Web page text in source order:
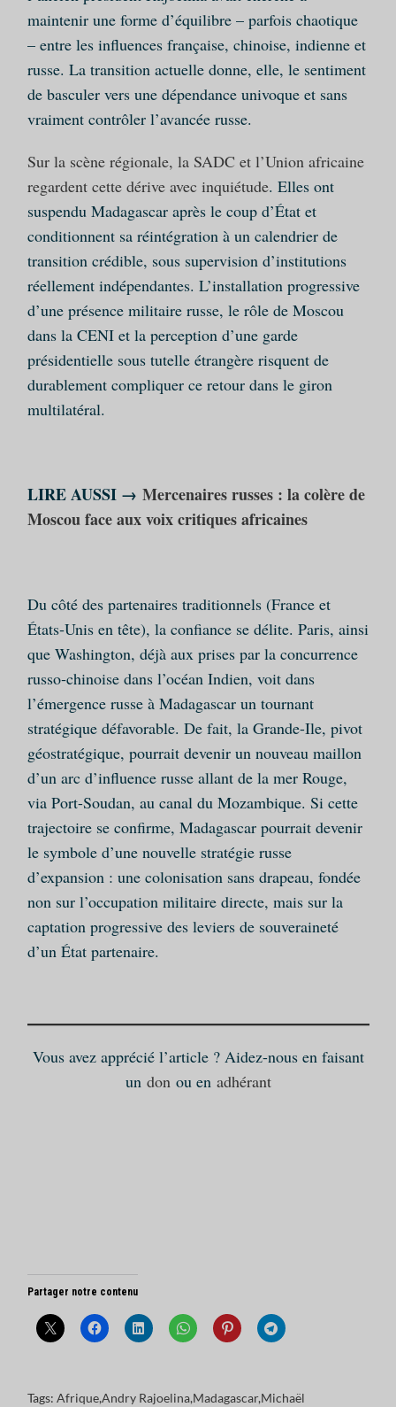
maintenir une forme d’équilibre – parfois chaotique
– entre les influences française, chinoise, indienne et
russe. La transition actuelle donne, elle, le sentiment
de basculer vers une dépendance univoque et sans
vraiment contrôler l’avancée russe.
Sur la scène régionale, la SADC et l’Union africaine
regardent cette dérive avec inquiétude. Elles ont
suspendu Madagascar après le coup d’État et
conditionnent sa réintégration à un calendrier de
transition crédible, sous supervision d’institutions
réellement indépendantes. L’installation progressive
d’une présence militaire russe, le rôle de Moscou
dans la CENI et la perception d’une garde
présidentielle sous tutelle étrangère risquent de
durablement compliquer ce retour dans le giron
multilatéral.
LIRE AUSSI → Mercenaires russes : la colère de
Moscou face aux voix critiques africaines
Du côté des partenaires traditionnels (France et
États‑Unis en tête), la confiance se délite. Paris, ainsi
que Washington, déjà aux prises par la concurrence
russo‑chinoise dans l’océan Indien, voit dans
l’émergence russe à Madagascar un tournant
stratégique défavorable. De fait, la Grande-Ile, pivot
géostratégique, pourrait devenir un nouveau maillon
d’un arc d’influence russe allant de la mer Rouge,
via Port-Soudan, au canal du Mozambique. Si cette
trajectoire se confirme, Madagascar pourrait devenir
le symbole d’une nouvelle stratégie russe
d’expansion : une colonisation sans drapeau, fondée
non sur l’occupation militaire directe, mais sur la
captation progressive des leviers de souveraineté
d’un État partenaire.
Vous avez apprécié l’article ? Aidez-nous en faisant
un donou en adhérant
Partager notre contenu
Tags: Afrique,Andry Rajoelina,Madagascar,Michaël